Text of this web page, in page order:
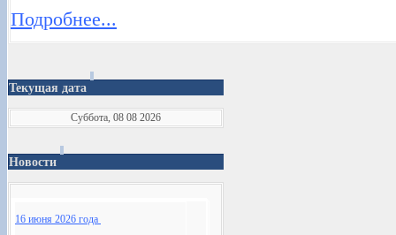
Подробнее...
Текущая дата
Суббота, 08 08 2026
Новости
16 июня 2026 года